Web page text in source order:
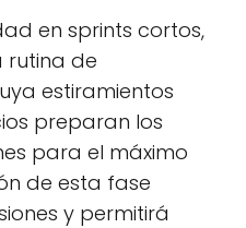
en sprints cortos,
rutina de
estiramientos
preparan los
para el máximo
de esta fase
y permitirá